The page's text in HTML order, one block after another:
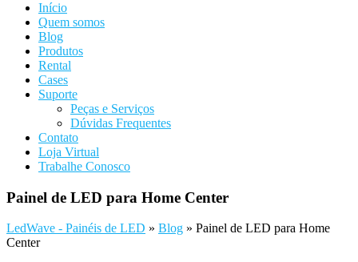
Início
Quem somos
Blog
Produtos
Rental
Cases
Suporte
Peças e Serviços
Dúvidas Frequentes
Contato
Loja Virtual
Trabalhe Conosco
Painel de LED para Home Center
LedWave - Painéis de LED » Blog » Painel de LED para Home
Center